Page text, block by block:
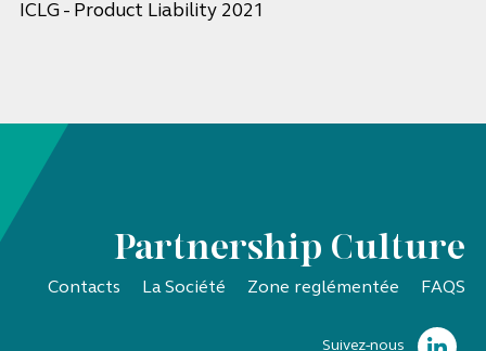
ICLG - Product Liability 2021
Partnership Culture
Contacts La Société Zone reglémentée FAQS
Suivez-nous